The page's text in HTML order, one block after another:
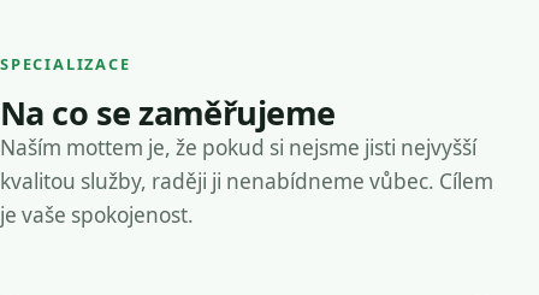
SPECIALIZACE
Na co se zaměřujeme
Naším mottem je, že pokud si nejsme jisti nejvyšší
kvalitou služby, raději ji nenabídneme vůbec. Cílem
je vaše spokojenost.